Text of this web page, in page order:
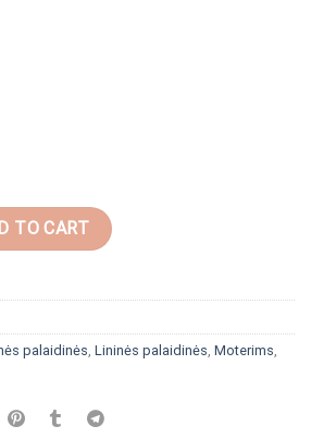
palaidinė ant petnešėlių quantity
TO CART
palaidinės Lininės palaidinės Moterims